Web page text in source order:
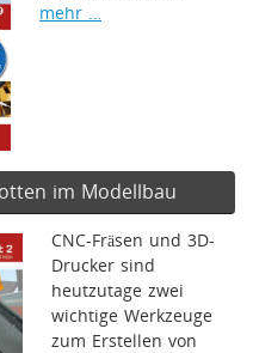
mehr …
im Modellbau
CNC-Fräsen und 3D-
Drucker sind
heutzutage zwei
wichtige Werkzeuge
zum Erstellen von